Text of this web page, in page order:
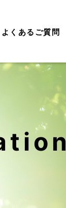
よくあるご質問